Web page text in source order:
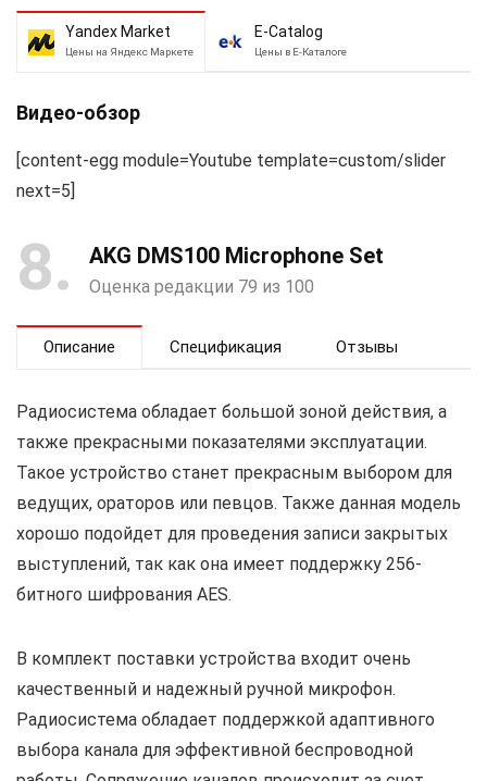
Yandex Market
Цены на Яндекс Маркете
E-Catalog
Цены в Е-Каталоге
Видео-обзор
[content-egg module=Youtube template=custom/slider
next=5]
8 AKG DMS100 Microphone Set
Оценка редакции 79 из 100
Описание Спецификация Отзывы
Радиосистема обладает большой зоной действия, а
также прекрасными показателями эксплуатации.
Такое устройство станет прекрасным выбором для
ведущих, ораторов или певцов. Также данная модель
хорошо подойдет для проведения записи закрытых
выступлений, так как она имеет поддержку 256-
битного шифрования AES.
В комплект поставки устройства входит очень
качественный и надежный ручной микрофон.
Радиосистема обладает поддержкой адаптивного
выбора канала для эффективной беспроводной